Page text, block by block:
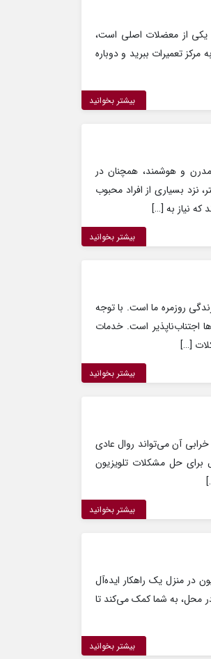
که ترافیک یکی از معضلات اصلی است،
تعمیرات ببرید و دوباره
بیشتر بخوانید
مدرن و هوشمند، همچنان در
نزد بسیاری از افراد محبوب
نیاز به […]
بیشتر بخوانید
روزمره ما است. با توجه
اجتناب‌ناپذیر است. خدمات
[…]
بیشتر بخوانید
آن می‌تواند روال عادی
برای حل مشکلات تلویزیون
بیشتر بخوانید
در منزل یک راهکار ایده‌آل
محل، به شما کمک می‌کند تا
بیشتر بخوانید